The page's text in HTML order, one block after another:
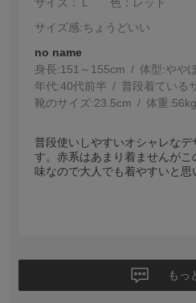
サイズ：Ｌ
色：レッド
サイズ感:ちょうどいい
no name
身長:151～155cm 体型:ぽ
年代:40代前半 普段着ている
靴のサイズ:23.5cm 体重:
普段使いしやすいオシャレな
す。赤系はあまり着ませんが
味なので大人でも着やすいと思
もっ